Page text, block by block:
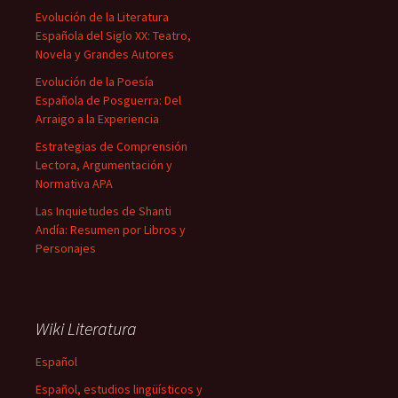
Evolución de la Literatura
Española del Siglo XX: Teatro,
Novela y Grandes Autores
Evolución de la Poesía
Española de Posguerra: Del
Arraigo a la Experiencia
Estrategias de Comprensión
Lectora, Argumentación y
Normativa APA
Las Inquietudes de Shanti
Andía: Resumen por Libros y
Personajes
Wiki Literatura
Español
Español, estudios lingüísticos y